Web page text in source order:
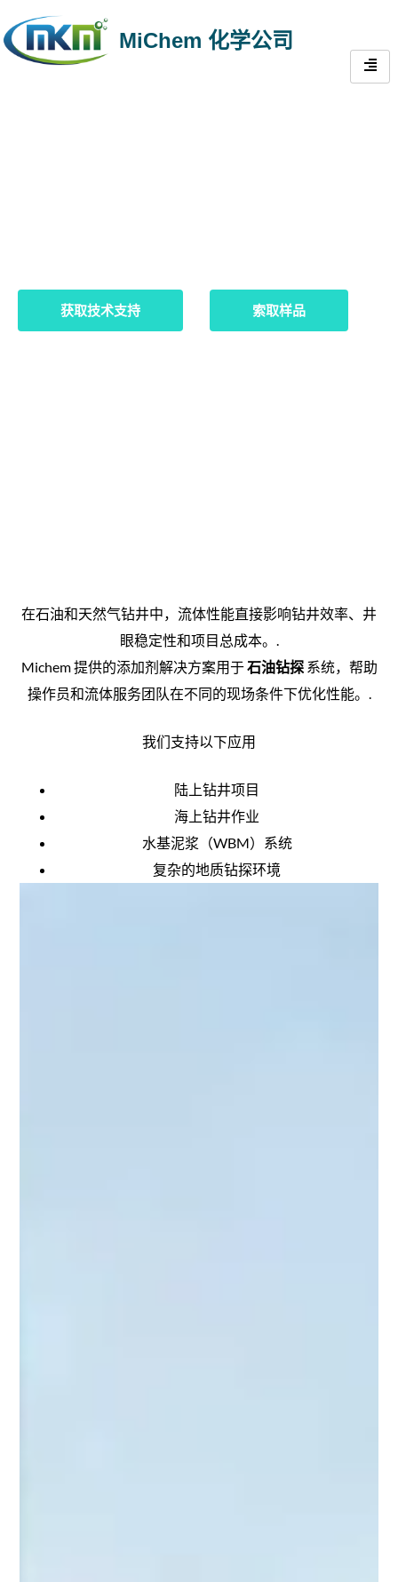
MiChem 化学公司
获取技术支持 索取样品
在石油和天然气钻井中，流体性能直接影响钻井效率、井
眼稳定性和项目总成本。.
Michem 提供的添加剂解决方案用于石油钻探系统，帮助
操作员和流体服务团队在不同的现场条件下优化性能。.
我们支持以下应用
陆上钻井项目
海上钻井作业
水基泥浆（WBM）系统
复杂的地质钻探环境